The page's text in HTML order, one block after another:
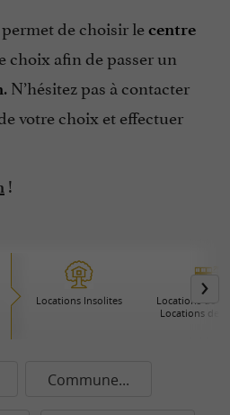
de choisir lecentre
choix afin de passer un
. N’hésitez pas à contacter
votre choix et effectuer
!
Locations Insolites
Locations de
Locations de
Commune...